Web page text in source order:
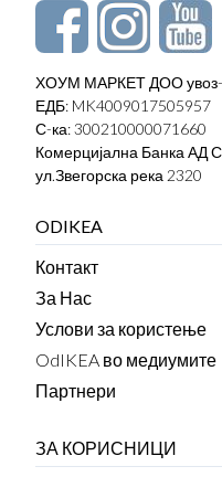
ХОУМ МАРКЕТ ДОО увоз-
ЕДБ: MK4009017505957
С-ка: 300210000071660
Комерцијална Банка АД
ул.Звегорска река 2320
ODIKEA
Контакт
За Нас
Услови за користење
OdIKEA во медиумите
Партнери
ЗА КОРИСНИЦИ